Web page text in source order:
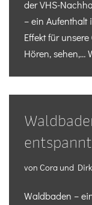
der VHS-
– ein Aufenthalt
Effekt für
Hören, sehen,…
von Cora und Dirk
Waldbaden –